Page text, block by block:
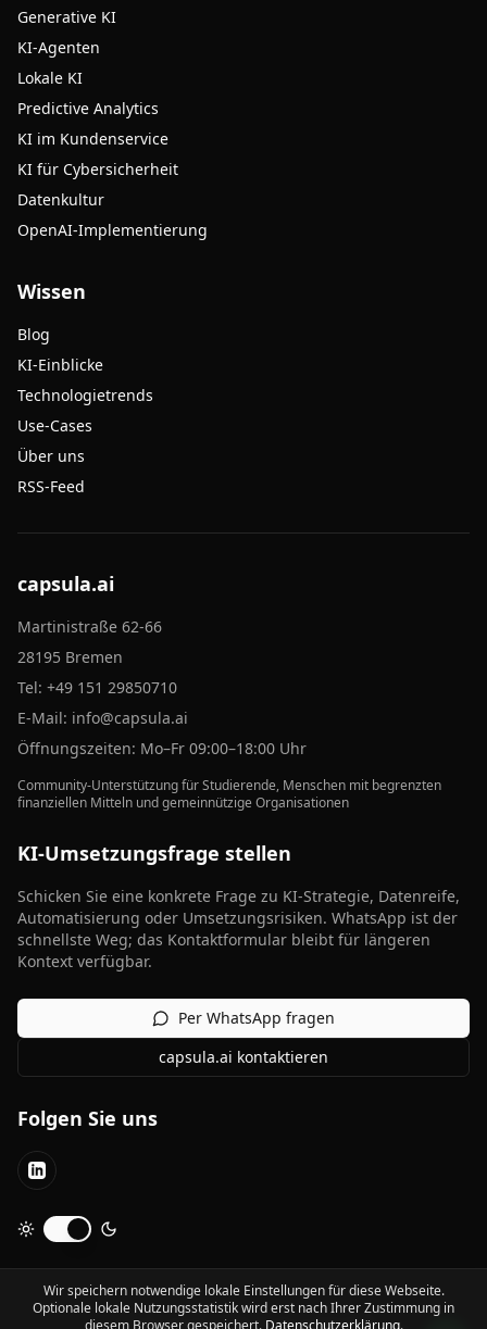
Generative KI
KI-Agenten
Lokale KI
Predictive Analytics
KI im Kundenservice
KI für Cybersicherheit
Datenkultur
OpenAI-Implementierung
Wissen
Blog
KI-Einblicke
Technologietrends
Use-Cases
Über uns
RSS-Feed
capsula.ai
Martinistraße 62-66
28195 Bremen
Tel: +49 151 29850710
E-Mail: info@capsula.ai
Öffnungszeiten: Mo–Fr 09:00–18:00 Uhr
Community-Unterstützung für Studierende, Menschen mit begrenzten
finanziellen Mitteln und gemeinnützige Organisationen
KI-Umsetzungsfrage stellen
Schicken Sie eine konkrete Frage zu KI-Strategie, Datenreife,
Automatisierung oder Umsetzungsrisiken. WhatsApp ist der
schnellste Weg; das Kontaktformular bleibt für längeren
Kontext verfügbar.
Per WhatsApp fragen
capsula.ai kontaktieren
Folgen Sie uns
LinkedIn
Dunkelmodus umschalten
©2026capsula.ai.Alle Rechte vorbehalten.
Wir speichern notwendige lokale Einstellungen für diese Webseite.
Optionale lokale Nutzungsstatistik wird erst nach Ihrer Zustimmung in
diesem Browser gespeichert. Datenschutzerklärung.